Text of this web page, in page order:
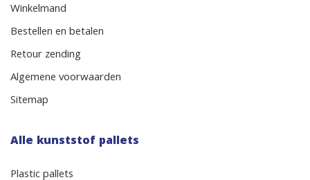
Winkelmand
Bestellen en betalen
Retour zending
Algemene voorwaarden
Sitemap
Alle kunststof pallets
Plastic pallets